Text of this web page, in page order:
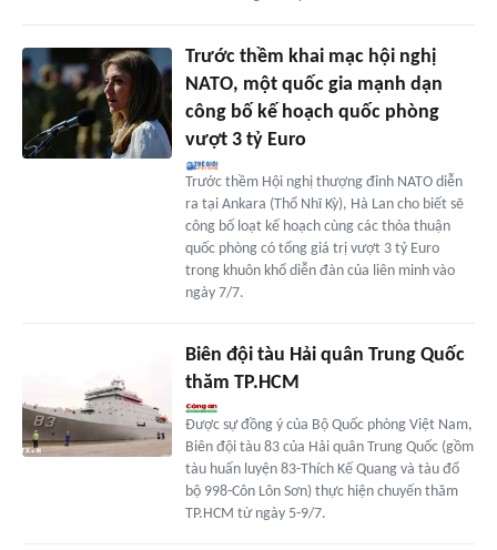
Trước thềm khai mạc hội nghị
NATO, một quốc gia mạnh dạn
công bố kế hoạch quốc phòng
vượt 3 tỷ Euro
Trước thềm Hội nghị thượng đỉnh NATO diễn
ra tại Ankara (Thổ Nhĩ Kỳ), Hà Lan cho biết sẽ
công bố loạt kế hoạch cùng các thỏa thuận
quốc phòng có tổng giá trị vượt 3 tỷ Euro
trong khuôn khổ diễn đàn của liên minh vào
ngày 7/7.
Biên đội tàu Hải quân Trung Quốc
thăm TP.HCM
Được sự đồng ý của Bộ Quốc phòng Việt Nam,
Biên đội tàu 83 của Hải quân Trung Quốc (gồm
tàu huấn luyện 83-Thích Kế Quang và tàu đổ
bộ 998-Côn Lôn Sơn) thực hiện chuyến thăm
TP.HCM từ ngày 5-9/7.